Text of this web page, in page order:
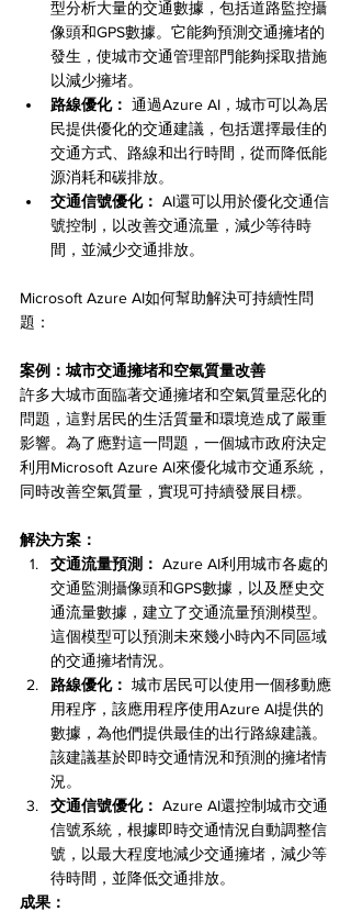
型分析大量的交通數據，包括道路監控攝
像頭和GPS數據。它能夠預測交通擁堵的
發生，使城市交通管理部門能夠採取措施
以減少擁堵。
路線優化： 通過Azure AI，城市可以為居
民提供優化的交通建議，包括選擇最佳的
交通方式、路線和出行時間，從而降低能
源消耗和碳排放。
交通信號優化： AI還可以用於優化交通信
號控制，以改善交通流量，減少等待時
間，並減少交通排放。
Microsoft Azure AI如何幫助解決可持續性問
題：
案例：城市交通擁堵和空氣質量改善
許多大城市面臨著交通擁堵和空氣質量惡化的
問題，這對居民的生活質量和環境造成了嚴重
影響。為了應對這一問題，一個城市政府決定
利用Microsoft Azure AI來優化城市交通系統，
同時改善空氣質量，實現可持續發展目標。
解決方案：
交通流量預測： Azure AI利用城市各處的
交通監測攝像頭和GPS數據，以及歷史交
通流量數據，建立了交通流量預測模型。
這個模型可以預測未來幾小時內不同區域
的交通擁堵情況。
路線優化： 城市居民可以使用一個移動應
用程序，該應用程序使用Azure AI提供的
數據，為他們提供最佳的出行路線建議。
該建議基於即時交通情況和預測的擁堵情
況。
交通信號優化： Azure AI還控制城市交通
信號系統，根據即時交通情況自動調整信
號，以最大程度地減少交通擁堵，減少等
待時間，並降低交通排放。
成果：